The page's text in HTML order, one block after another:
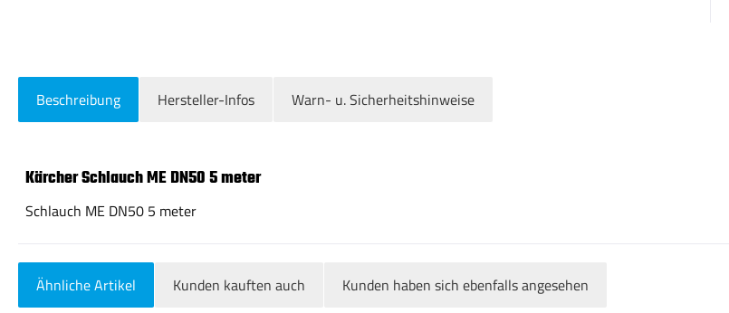
Beschreibung Hersteller-Infos Warn- u. Sicherheitshinweise
Kärcher Schlauch ME DN50 5 meter
Schlauch ME DN50 5 meter
Ähnliche Artikel Kunden kauften auch Kunden haben sich ebenfalls angesehen